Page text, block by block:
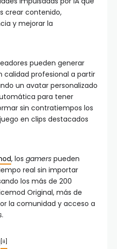
crear contenido,
y mejorar la
pueden generar
calidad profesional a partir
un avatar personalizado
para tener
sin contratiempos los
en clips destacados
, los gamers pueden
real sin importar
los más de 200
Original, más de
la comunidad y acceso a
[ii]